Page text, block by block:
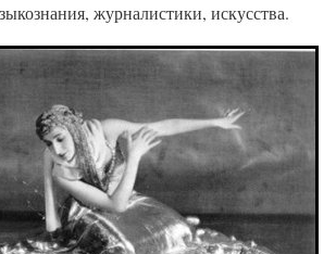
журналистики, искусства.